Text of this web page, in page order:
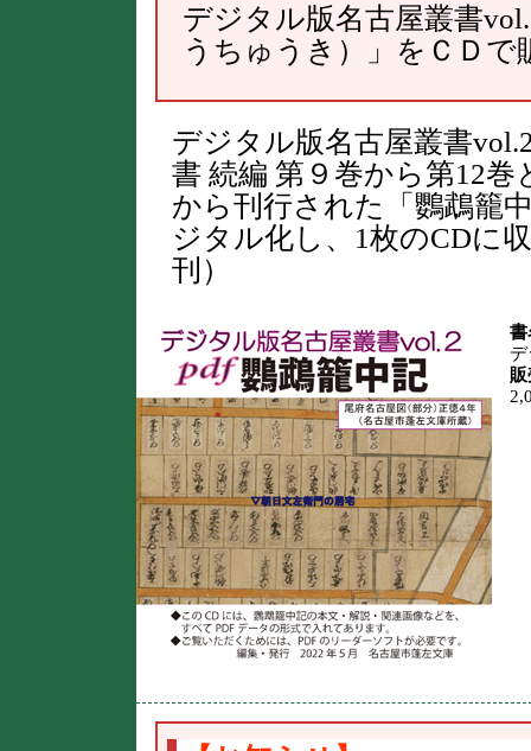
デジタル版名古屋叢書
うちゅうき）」をＣＤで
デジタル版名古屋叢書
書 続編 第９巻から第12
から刊行された「鸚鵡籠
ジタル化し、1枚のCDに
刊）
書